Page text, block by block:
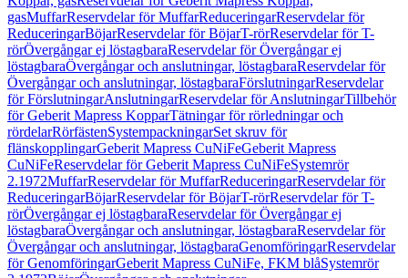
gasMuffarReservdelar för MuffarReduceringarReservdelar för
ReduceringarBöjarReservdelar för BöjarT-rörReservdelar för T-
rörÖvergångar ej löstagbaraReservdelar för Övergångar ej
löstagbaraÖvergångar och anslutningar, löstagbaraReservdelar för
Övergångar och anslutningar, löstagbaraFörslutningarReservdelar
för FörslutningarAnslutningarReservdelar för AnslutningarTillbehör
för Geberit Mapress KopparTätningar för rörledningar och
rördelarRörfästenSystempackningarSet skruv för
flänskopplingarGeberit Mapress CuNiFeGeberit Mapress
CuNiFeReservdelar för Geberit Mapress CuNiFeSystemrör
2.1972MuffarReservdelar för MuffarReduceringarReservdelar för
ReduceringarBöjarReservdelar för BöjarT-rörReservdelar för T-
rörÖvergångar ej löstagbaraReservdelar för Övergångar ej
löstagbaraÖvergångar och anslutningar, löstagbaraReservdelar för
Övergångar och anslutningar, löstagbaraGenomföringarReservdelar
för GenomföringarGeberit Mapress CuNiFe, FKM blåSystemrör